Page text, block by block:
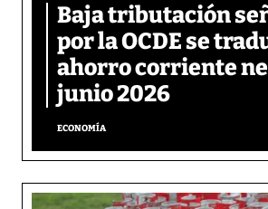
Baja tributación
por la OCDE se
ahorro corriente
junio 2026
ECONOMÍA